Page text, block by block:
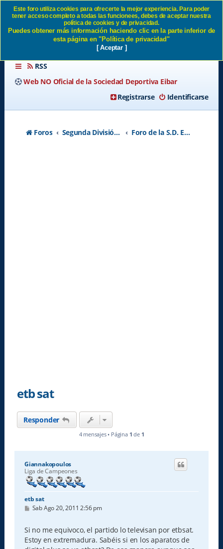
etb sat SD Eibar
RSS
Web NO Oficial de la Sociedad Deportiva Eibar
Identificarse
Registrarse
Foros Segunda División A - Temporada 2026-2027 Foro de la S.D. Eibar
etb sat
Responder
4 mensajes • Página 1 de 1
Giannakopoulos
Liga de Campeones
etb sat
M
s
a
j
Sab Ago 20, 2011 2:56 pm
Si no me equivoco, el partido lo televisan por etbsat.
Estoy en extremadura. Sabéis si en los aparatos de
Este foro utiliza cookies para ofrecerte la mejor experiencia. Para poder
tener acceso completo a todas las funcionees, debes de aceptar nuestra
política de cookies y de privacidad.
Puedes obtener más información haciendo clic en la parte inferior de
esta página en "Política de privacidad"
[ Aceptar ]